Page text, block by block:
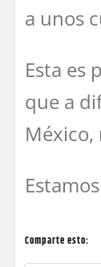
a unos
Esta es
que a
México,
Comparte esto: